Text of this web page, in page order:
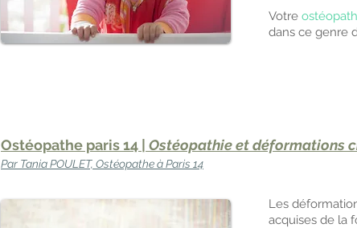
Votre
dans ce genre
Ostéopathe paris 14 | Ostéopathie et déformations
Par Tania POULET, Ostéopathe à Paris 14
Les
acquises de la